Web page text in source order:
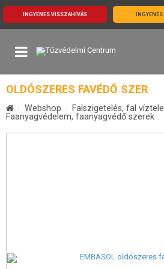
INGYENES VISSZAHÍVÁS
OLDÓSZERES FAVÉDŐ SZER
Webshop
Falszigetelés, fal
Faanyagvédelem, faanyagvédő szerek